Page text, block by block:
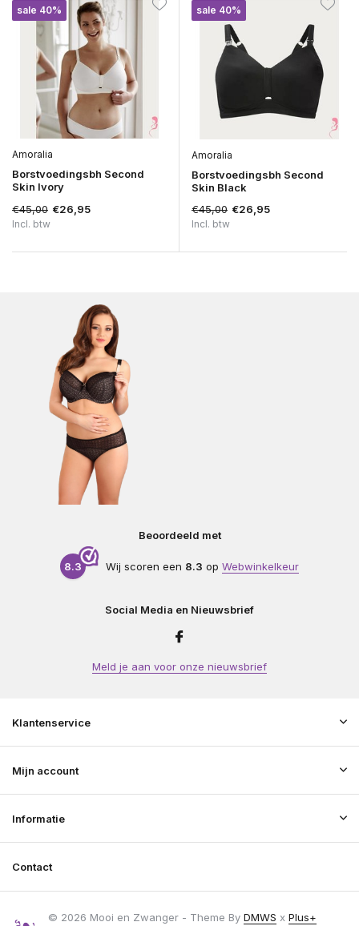
sale 40%
Amoralia
Borstvoedingsbh Second
Skin Ivory
€45,00 €26,95
Incl. btw
sale 40%
Amoralia
Borstvoedingsbh Second
Skin Black
€45,00 €26,95
Incl. btw
Beoordeeld met
8.3 Wij scoren een 8.3 op Webwinkelkeur
Social Media en Nieuwsbrief
Meld je aan voor onze nieuwsbrief
Klantenservice
Mijn account
Informatie
Contact
© 2026 Mooi en Zwanger - Theme By DMWS x Plus+